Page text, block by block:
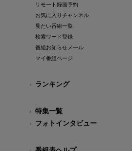
リモート録画予約
お気に入りチャンネル
見たい番組一覧
検索ワード登録
番組お知らせメール
マイ番組ページ
ランキング
特集一覧
フォトインタビュー